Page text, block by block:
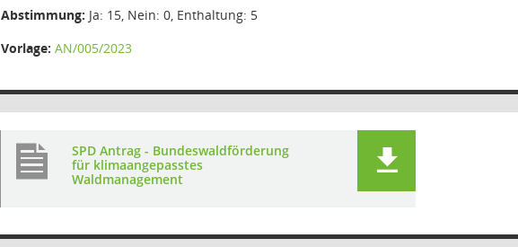
Abstimmung: Ja: 15, Nein: 0, Enthaltung: 5
Vorlage: AN/005/2023
SPD Antrag - Bundeswaldförderung
für klimaangepasstes
Waldmanagement